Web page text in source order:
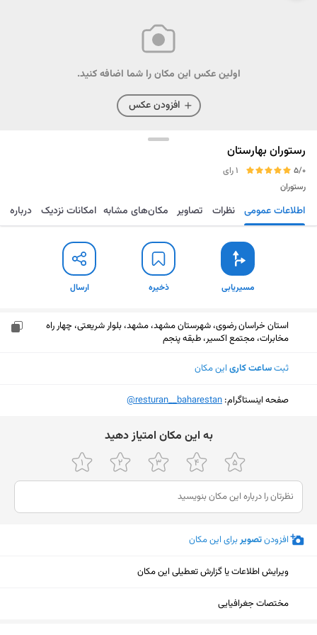
اولین عکس این مکان را شما اضافه کنید.
افزودن عکس
رستوران بهارستان
5/0
1 رای
رستوران
مسیریابی ذخیره ارسال اطلاعات عمومی نظرات تصاویر مکان‌های مشابه امکانات نزدیک درباره
مسیریابی ذخیره ارسال
استان خراسان رضوی، شهرستان مشهد، مشهد، بلوار شریعتی، چهار راه
مخابرات، مجتمع اکسیر، طبقه پنجم
ثبتساعت کاری این مکان
صفحه اینستاگرام: ‎@resturan__baharestan
ﺑﻪ اﯾﻦ ﻣﮑﺎن اﻣﺘﯿﺎز دﻫﯿﺪ
افزودنتصویربرای این مکان
ویرایش اطلاعات یا گزارش تعطیلی این مکان
مختصات جغرافیایی